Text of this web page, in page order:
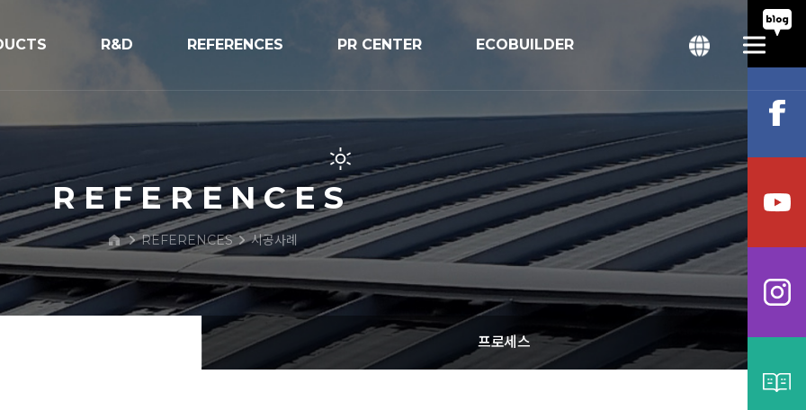
Light
R&D
R&D
REFERENCES
시공사례
PR CENTER
공지사항
보도자료
PR/전시회
BIPV Global
문의하기
ECOBUILDER
REFERENCES
REFERENCES 시공사례
프로세스